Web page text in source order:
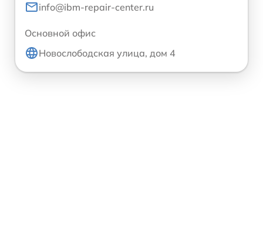
info@ibm-repair-center.ru
Основной офис
Новослободская улица, дом 4